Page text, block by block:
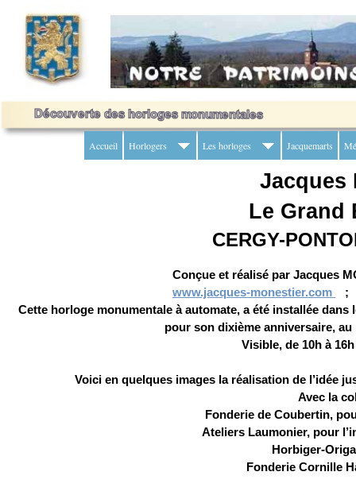
Accueil Horlogers Les horloges Jacquemarts
Jacques
Le Grand
CERGY-
Conçue et réalisé par Jacques
www.jacques-monestier.com
Cette horloge monumentale à automate, a été installée dans
pour son dixième anniversaire,
Visible, de 10h à
Voici en quelques images la réalisation de l’idée
Avec la
Fonderie de Coubertin,
Ateliers Laumonier, pour
Horbiger-
Fonderie Cornille